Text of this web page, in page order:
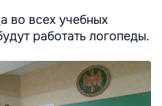
во всех учебных
работать логопеды.